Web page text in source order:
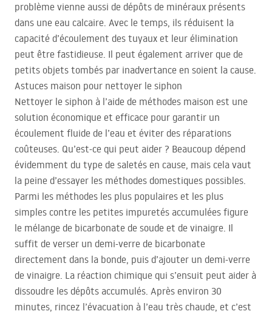
problème vienne aussi de dépôts de minéraux présents
dans une eau calcaire. Avec le temps, ils réduisent la
capacité d’écoulement des tuyaux et leur élimination
peut être fastidieuse. Il peut également arriver que de
petits objets tombés par inadvertance en soient la cause.
Astuces maison pour nettoyer le siphon
Nettoyer le siphon à l’aide de méthodes maison est une
solution économique et efficace pour garantir un
écoulement fluide de l’eau et éviter des réparations
coûteuses. Qu’est-ce qui peut aider ? Beaucoup dépend
évidemment du type de saletés en cause, mais cela vaut
la peine d’essayer les méthodes domestiques possibles.
Parmi les méthodes les plus populaires et les plus
simples contre les petites impuretés accumulées figure
le mélange de bicarbonate de soude et de vinaigre. Il
suffit de verser un demi-verre de bicarbonate
directement dans la bonde, puis d’ajouter un demi-verre
de vinaigre. La réaction chimique qui s’ensuit peut aider à
dissoudre les dépôts accumulés. Après environ 30
minutes, rincez l’évacuation à l’eau très chaude, et c’est